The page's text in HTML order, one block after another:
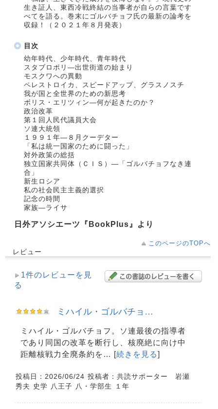
生き証人、東西冷戦終結の当事者が自らの言葉です
べてを語る。巻末にゴルバチョフ氏の最新の論考を
収録！（２０２１年８月発表）
目次
幼年時代、少年時代、青年時代
スタブロポリ―出世街道の始まり
モスクワへの異動
ペレストロイカ、スピードアップ、グラスノスチ
我が国と全世界のための新思考
ボリス・エリツィン―何が起きたのか？
政治改革
第１回人民代議員大会
ソ連大統領
１９９１年―８月クーデター
「私は統一国家のために闘った」
対外政策の総括
独立国家共同体（ＣＩＳ）―「ゴルバチョフなき連
合」
新生ロシア
私の社会民主主義的選択
記念の時間
家族―ライサ
日外アソシエーツ『BookPlus』より
このページのTOPへ
レビュー
1件のレビューを見
る
ミハイル・ゴルバチョ…
ミハイル・ゴルバチョフ。ソ連最後の指導者
であり同国の改革を断行し、核廃絶に向け中
距離核戦力全廃条約を… [続きを見る]
投稿日：2026/06/24 投稿者：共読サポーター 岩瀬
秀夫
史学 八王子 八・学部生 １年